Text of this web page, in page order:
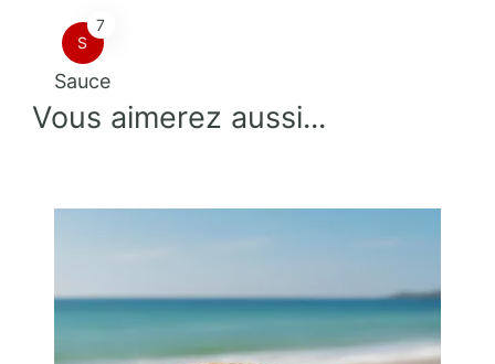
S
7
Sauce
Vous aimerez aussi...